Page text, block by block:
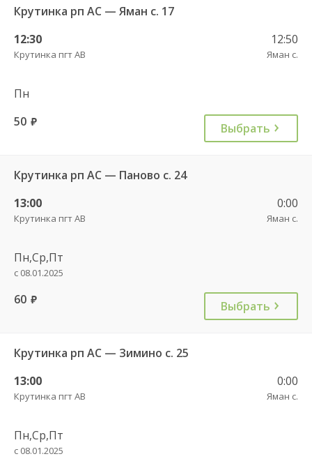
Крутинка рп АС — Яман с. 17
12:30
Крутинка пгт АВ
12:50
Яман с.
Пн
50 руб. Выбрать
Крутинка рп АС — Паново с. 24
13:00
Крутинка пгт АВ
0:00
Яман с.
Пн,Ср,Пт
с 08.01.2025
60 руб. Выбрать
Крутинка рп АС — Зимино с. 25
13:00
Крутинка пгт АВ
0:00
Яман с.
Пн,Ср,Пт
с 08.01.2025